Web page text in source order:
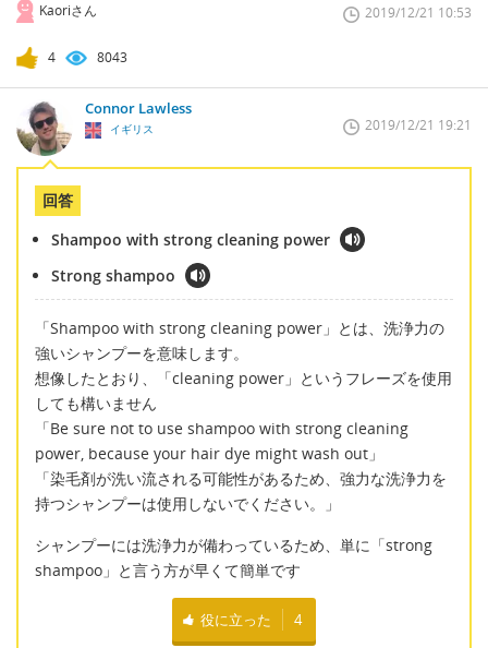
Kaoriさん 2019/12/21 10:53
4 8043
Connor Lawless
イギリス 2019/12/21 19:21
回答
Shampoo with strong cleaning power
Strong shampoo
「Shampoo with strong cleaning power」とは、洗浄力の
強いシャンプーを意味します。
想像したとおり、「cleaning power」というフレーズを使用
しても構いません
「Be sure not to use shampoo with strong cleaning
power, because your hair dye might wash out」
「染毛剤が洗い流される可能性があるため、強力な洗浄力を
持つシャンプーは使用しないでください。」
シャンプーには洗浄力が備わっているため、単に「strong
shampoo」と言う方が早くて簡単です
役に立った 4